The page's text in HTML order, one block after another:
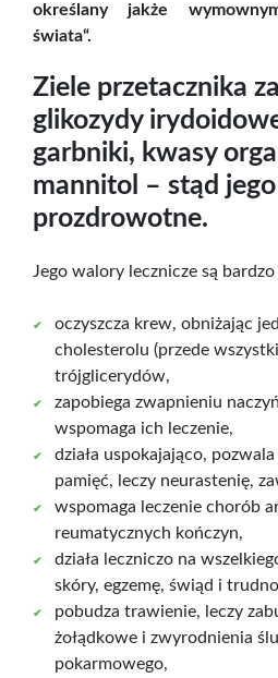
określany jakże
świata“.
Ziele przetacznika
glikozydy
garbniki, kwasy
mannitol – stąd
prozdrowotne.
Jego walory lecznicze są bardzo
oczyszcza krew, obniżając
cholesterolu (przede
trójglicerydów,
zapobiega zwapnieniu
wspomaga ich leczenie,
działa uspokajająco,
pamięć, leczy neurastenię,
wspomaga leczenie chorób
reumatycznych kończyn,
działa leczniczo na
skóry, egzemę, świąd i
pobudza trawienie, leczy
żołądkowe i zwyrodnienia
pokarmowego,